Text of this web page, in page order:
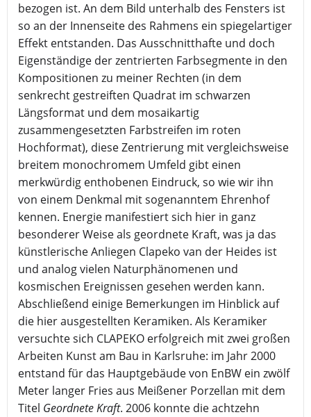
bezogen ist. An dem Bild unterhalb des Fensters ist
so an der Innenseite des Rahmens ein spiegelartiger
Effekt entstanden. Das Ausschnitthafte und doch
Eigenständige der zentrierten Farbsegmente in den
Kompositionen zu meiner Rechten (in dem
senkrecht gestreiften Quadrat im schwarzen
Längsformat und dem mosaikartig
zusammengesetzten Farbstreifen im roten
Hochformat), diese Zentrierung mit vergleichsweise
breitem monochromem Umfeld gibt einen
merkwürdig enthobenen Eindruck, so wie wir ihn
von einem Denkmal mit sogenanntem Ehrenhof
kennen. Energie manifestiert sich hier in ganz
besonderer Weise als geordnete Kraft, was ja das
künstlerische Anliegen Clapeko van der Heides ist
und analog vielen Naturphänomenen und
kosmischen Ereignissen gesehen werden kann.
Abschließend einige Bemerkungen im Hinblick auf
die hier ausgestellten Keramiken. Als Keramiker
versuchte sich CLAPEKO erfolgreich mit zwei großen
Arbeiten Kunst am Bau in Karlsruhe: im Jahr 2000
entstand für das Hauptgebäude von EnBW ein zwölf
Meter langer Fries aus Meißener Porzellan mit dem
Titel Geordnete Kraft. 2006 konnte die achtzehn